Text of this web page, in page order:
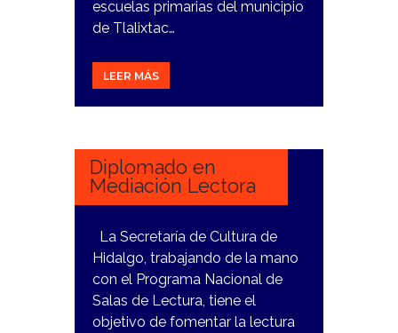
escuelas primarias del municipio
de Tlalixtac…
LEER MÁS
26
Diplomado en
Mediación Lectora
La Secretaría de Cultura de
Hidalgo, trabajando de la mano
con el Programa Nacional de
Salas de Lectura, tiene el
objetivo de fomentar la lectura